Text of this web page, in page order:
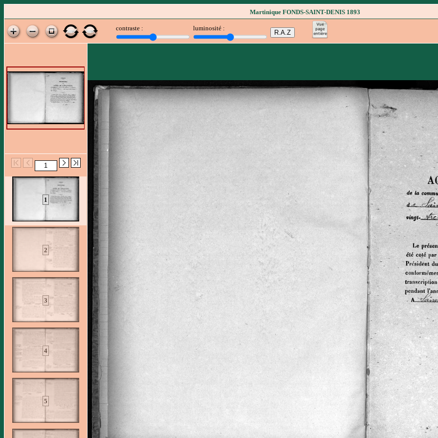
Martinique FONDS-SAINT-DENIS 1893
contraste : luminosité :
1
2
3
4
5